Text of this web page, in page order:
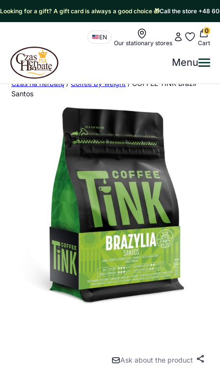
Looking for a gift? A gift card is always a good choice 🎁Call the store +48
Czas na Herbatę Logo
EN
Nawigacja sklepu
Our stationary stores
My account
My
0
Cart
Menu
Czas na herbatę/Coffee by weight/COFFEE TINK Brazil
Santos
Ask about the product Share